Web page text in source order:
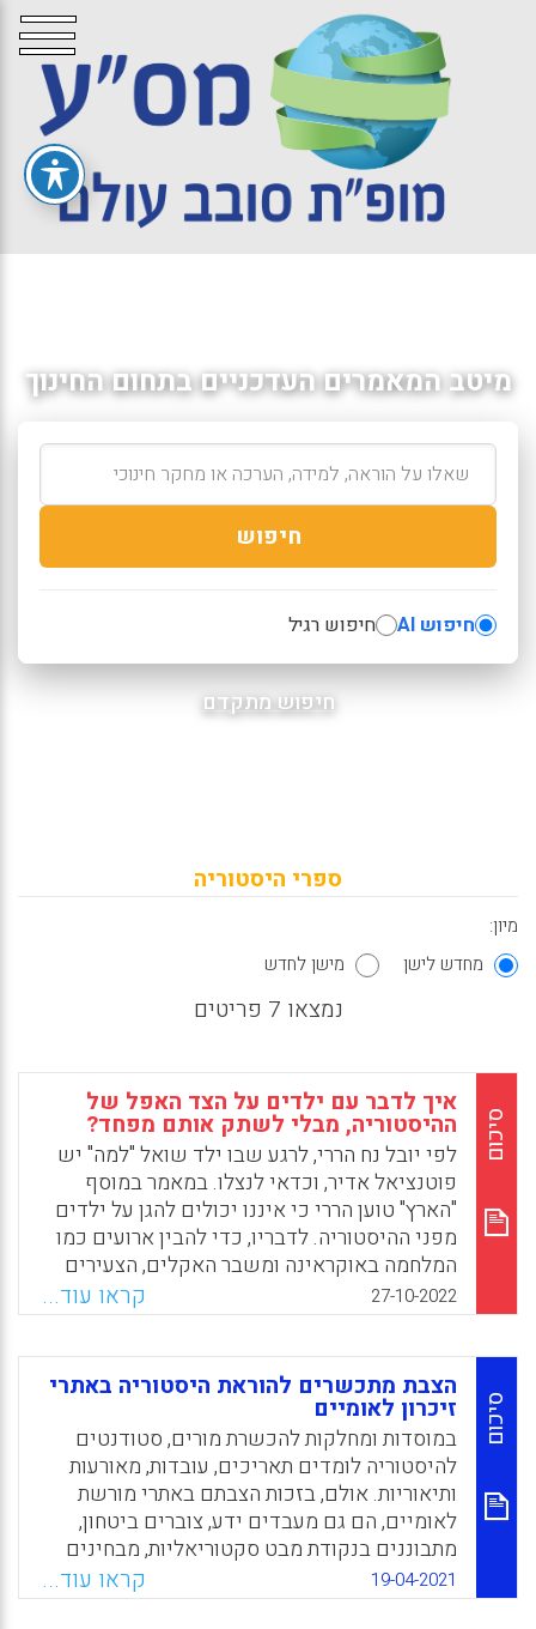
מיטב המאמרים העדכניים בתחום החינוך
חיפוש
חיפוש AI חיפוש רגיל
חיפוש מתקדם
ספרי היסטוריה
מיון:
מחדש לישן
מישן לחדש
נמצאו 7 פריטים
סיכום
איך לדבר עם ילדים על הצד האפל של
ההיסטוריה, מבלי לשתק אותם מפחד?
לפי יובל נח הררי, לרגע שבו ילד שואל "למה" יש
פוטנציאל אדיר, וכדאי לנצלו. במאמר במוסף
"הארץ" טוען הררי כי איננו יכולים להגן על ילדים
מפני ההיסטוריה. לדבריו, כדי להבין ארועים כמו
המלחמה באוקראינה ומשבר האקלים, הצעירים
חייבים להתמודד עם השאלות הגדולות של
ההיסטוריה: למה יש מלחמות? מהו מקומם של בני
האדם בטבע? מה זה כסף, ולמה הוא כה חשוב?
WhatsApp
Facebook
Email
X
27-10-2022 קראו עוד...
סיכום
הצבת מתכשרים להוראת היסטוריה באתרי
זיכרון לאומיים
במוסדות ומחלקות להכשרת מורים, סטודנטים
להיסטוריה לומדים תאריכים, עובדות, מאורעות
ותיאוריות. אולם, בזכות הצבתם באתרי מורשת
לאומיים, הם גם מעבדים ידע, צוברים ביטחון,
מתבוננים בנקודת מבט סקטוריאליות, מבחינים
בנרטיבים נוספים אשר מושמטים מספרי הלימוד
וזוכים לחוויית לימוד מעשירה ומשמעותית.
19-04-2021 קראו עוד...